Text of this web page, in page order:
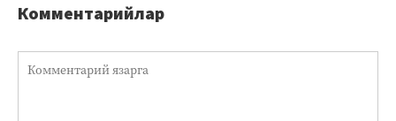
Комментарийлар